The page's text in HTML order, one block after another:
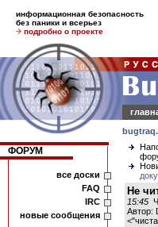
информационная безопасность
без паники и всерьез
подробно о проекте
ФОРУМ
все доски
FAQ
IRC
новые сообщения
Не
15:45
Автор:
<